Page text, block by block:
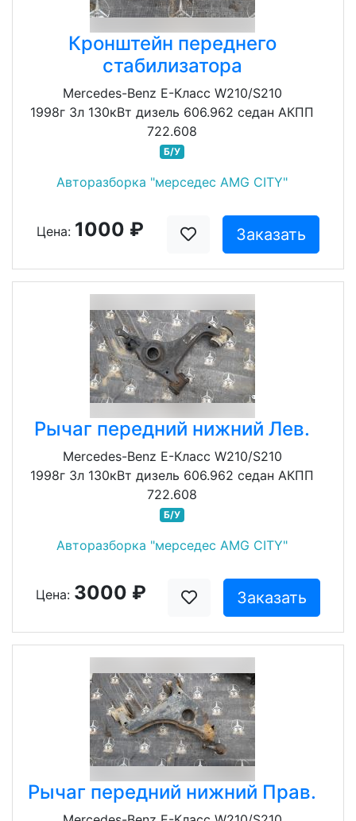
Кронштейн переднего
стабилизатора
Mercedes-Benz E-Класс W210/S210
1998г 3л 130кВт дизель 606.962 седан АКПП
722.608
Б/У
Авторазборка "мерседес AMG CITY"
Цена: 1000 ₽ Заказать
Рычаг передний нижний Лев.
Mercedes-Benz E-Класс W210/S210
1998г 3л 130кВт дизель 606.962 седан АКПП
722.608
Б/У
Авторазборка "мерседес AMG CITY"
Цена: 3000 ₽ Заказать
Рычаг передний нижний Прав.